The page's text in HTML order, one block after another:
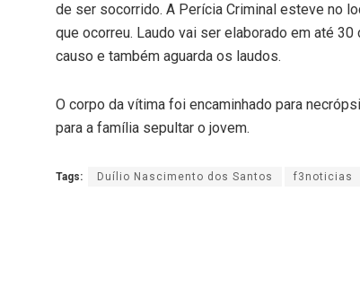
de ser socorrido. A Perícia Criminal esteve no
que ocorreu. Laudo vai ser elaborado em até
causo e também aguarda os laudos.
O corpo da vítima foi encaminhado para
para a família sepultar o jovem.
Tags: Duílio Nascimento dos Santos f3noticias